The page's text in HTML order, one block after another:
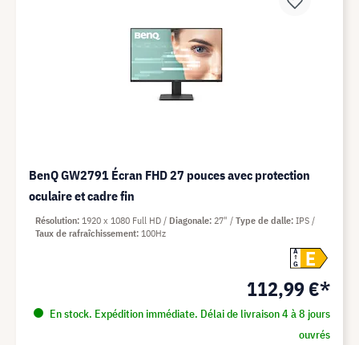
BenQ GW2791 Écran FHD 27 pouces avec protection
oculaire et cadre fin
A
G
E
112,99 €*
En stock. Expédition immédiate. Délai de livraison 4 à 8 jours
ouvrés
Résolution 1920 x 1080 Full HD Diagonale 27" Type de dalle IPS
Taux de rafraîchissement 100Hz